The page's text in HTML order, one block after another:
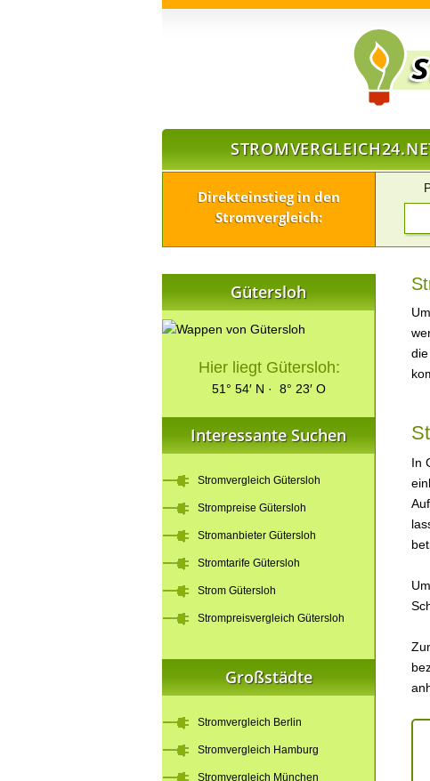
Direkteinstieg in den
Stromvergleich:
In
Gütersloh
Hier liegt Gütersloh:
51° 54′ N · 8° 23′ O
Interessante Suchen
Stromvergleich Gütersloh
Strompreise Gütersloh
Stromanbieter Gütersloh
Stromtarife Gütersloh
Strom Gütersloh
Strompreisvergleich Gütersloh
Großstädte
Stromvergleich Berlin
Stromvergleich Hamburg
Stromvergleich München